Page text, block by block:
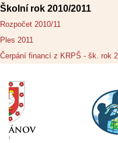
Školní rok 2010/2011
Rozpočet 2010/11
Ples 2011
Čerpání financí z KRPŠ - šk. rok